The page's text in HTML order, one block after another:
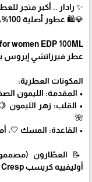
✨ رادار .. أكبر متجر
💎🛍️ عطور أصلية 100%، أسعار منافسة، توصيل سريع
women EDP 100ML
عطر فيرزاتشي إيروس بور
المكونات العطرية:
• المقدمة: الليمون
• القلب: زهر الليمون
🌺
• القاعدة: المسك 🤍،
أوليفييه كريسب Olivier Cresp، ناتالي لورسون Nathalie Lorson